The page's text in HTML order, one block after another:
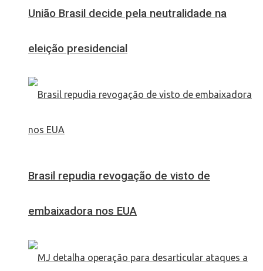
União Brasil decide pela neutralidade na
eleição presidencial
Brasil repudia revogação de visto de
embaixadora nos EUA